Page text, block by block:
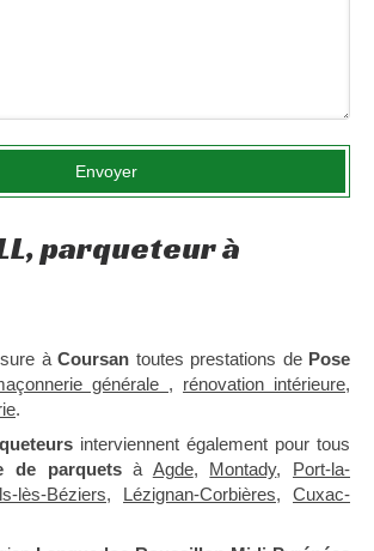
Envoyer
parqueteur à
à Coursan toutes prestations de Pose
générale , rénovation intérieure,
.
interviennent également pour tous
de parquetsà Agde, Montady, Port-la-
lès-Béziers, Lézignan-Corbières, Cuxac-